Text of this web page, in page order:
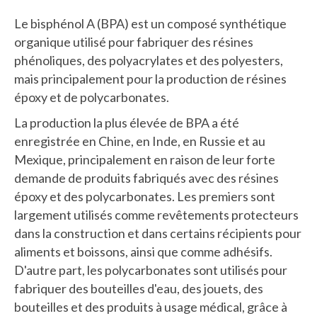
Le bisphénol A (BPA) est un composé synthétique
organique utilisé pour fabriquer des résines
phénoliques, des polyacrylates et des polyesters,
mais principalement pour la production de résines
époxy et de polycarbonates.
La production la plus élevée de BPA a été
enregistrée en Chine, en Inde, en Russie et au
Mexique, principalement en raison de leur forte
demande de produits fabriqués avec des résines
époxy et des polycarbonates. Les premiers sont
largement utilisés comme revêtements protecteurs
dans la construction et dans certains récipients pour
aliments et boissons, ainsi que comme adhésifs.
D'autre part, les polycarbonates sont utilisés pour
fabriquer des bouteilles d'eau, des jouets, des
bouteilles et des produits à usage médical, grâce à